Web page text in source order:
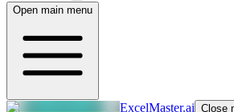
Open main menu
ExcelMaster.ai Close